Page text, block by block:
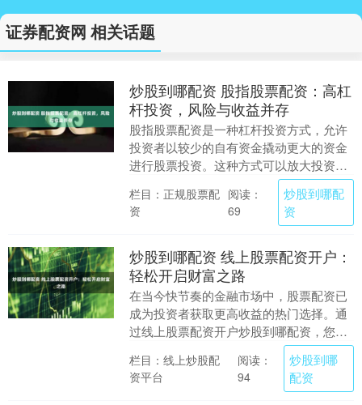
证券配资网 相关话题
炒股到哪配资 股指股票配资：高杠
杆投资，风险与收益并存
股指股票配资是一种杠杆投资方式，允许
投资者以较少的自有资金撬动更大的资金
进行股票投资。这种方式可以放大投资收
益，但同时也会放大投资风险。 * **放大
收益：**....
栏目：正规股票配
资
阅读：
69
炒股到哪配
资
炒股到哪配资 线上股票配资开户：
轻松开启财富之路
在当今快节奏的金融市场中，股票配资已
成为投资者获取更高收益的热门选择。通
过线上股票配资开户炒股到哪配资，您可
以轻松开启财富之路。 * **资金杠杆：**提
供高达....
栏目：线上炒股配
资平台
阅读：
94
炒股到哪
配资